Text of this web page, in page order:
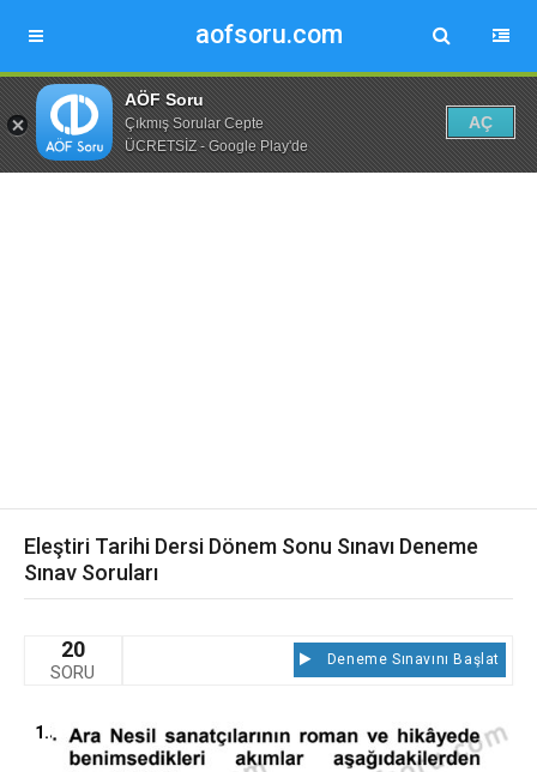
aofsoru.com
AÖF Soru
Çıkmış Sorular Cepte
ÜCRETSİZ - Google Play'de
AÇ
Eleştiri Tarihi Dersi Dönem Sonu Sınavı Deneme
Sınav Soruları
20
SORU
Deneme Sınavını Başlat
1.